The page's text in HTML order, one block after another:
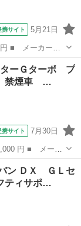
携サイト 5月21日
ハイウェイス
デジＴＶ ＤＶ
ターＧターボ プ
禁煙車 …
携サイト 7月30日
： ハイウェイ
車 プロパイロ
ン ＤＸ ＧＬセ
ティサポ…